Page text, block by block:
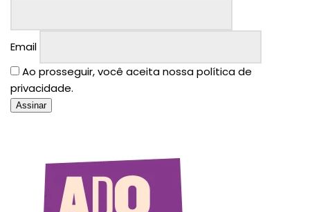
Email
Ao prosseguir, você aceita nossa política de
privacidade.